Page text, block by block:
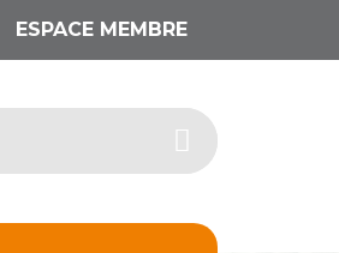
ESPACE MEMBRE